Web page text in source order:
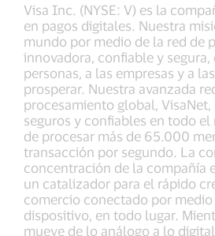
Visa Inc. (NYSE: V) es la
en pagos digitales. Nuestra
mundo por medio de la red de
innovadora, confiable y segura,
personas, a las empresas y a
prosperar. Nuestra avanzada
procesamiento global,
seguros y confiables en todo el
de procesar más de 65.000
transacción por segundo. La
concentración de la compañía
un catalizador para el rápido
comercio conectado por
dispositivo, en todo lugar.
mueve de lo análogo a lo